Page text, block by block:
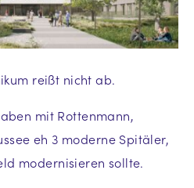
reißt nicht ab.
mit Rottenmann,
eh 3 moderne Spitäler,
modernisieren sollte.